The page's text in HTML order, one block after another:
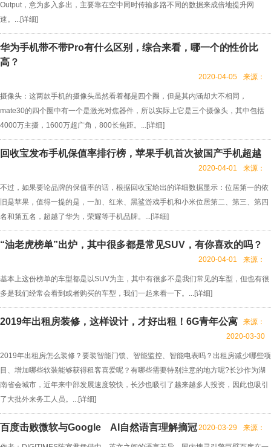
Output，意为多入多出，主要靠在空中同时传输多路不同的数据来成倍地提升网
速。...[详细]
华为手机带不带Pro有什么区别，综合来看，哪一个的性价比
高？
来源：
2020-04-05
摄像头：这两款手机的摄像头虽然看着都是四个圈，但是其内涵却大不相同，
mate30的四个圈中有一个是激光对焦器件，所以实际上它是三个摄像头，其中包括
4000万主摄，1600万超广角，800长焦距。...[详细]
回收宝发布手机保值率排行榜，苹果手机首次被国产手机超越
来源：
2020-04-01
不过，如果要论品牌的保值率的话，根据回收宝给出的详细数据显示：位居第一的依
旧是苹果，值得一提的是，一加、红米、黑鲨游戏手机和小米位居第二、第三、第四
名和第五名，超越了华为，荣耀等手机品牌。...[详细]
“油老虎榜单”出炉，其中很多都是常见SUV，有你喜欢的吗？
来源：
2020-04-01
基本上这份榜单的车型都是以SUV为主，其中有很多不是我们常见的车型，但也有很
多是我们经常会看到或者购买的车型，我们一起来看一下。...[详细]
2019年出租房装修，这样设计，才好出租！6G青年公寓
来源：
2020-03-30
2019年出租房怎么装修？要装智能门锁、智能监控、智能电表吗？出租房减少哪些项
目、增加哪些软装能够获得租客喜爱呢？有哪些需要特别注意的地方呢?长沙作为湖
南省会城市，近年来中部发展速度较快，长沙也吸引了越来越多人投资，因此也吸引
了大批外来务工人员。...[详细]
百度击败微软与Google AI自然语言理解摘冠 来源：
2020-03-29